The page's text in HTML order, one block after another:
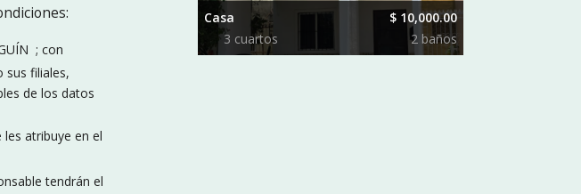
; con
sus filiales,
de los datos
les atribuye en el
tendrán el
Casa
$ 10,000.00
3 сuartos
2 baños